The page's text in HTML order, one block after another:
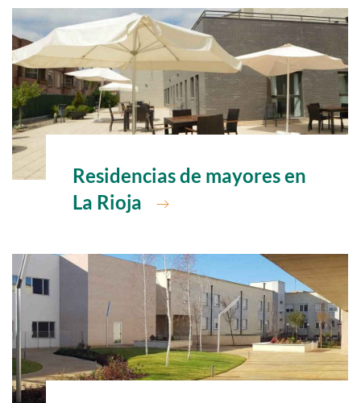
Ir a
Residencias de mayores en
La Rioja